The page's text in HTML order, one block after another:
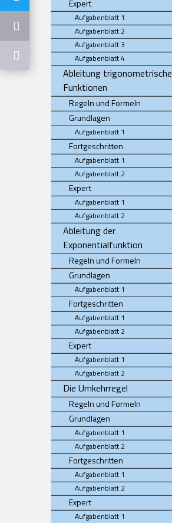
Expert
Aufgabenblatt 1
Aufgabenblatt 2
Aufgabenblatt 3
Aufgabenblatt 4
Ableitung trigonometrische
Funktionen
Regeln und Formeln
Grundlagen
Aufgabenblatt 1
Fortgeschritten
Aufgabenblatt 1
Aufgabenblatt 2
Expert
Aufgabenblatt 1
Aufgabenblatt 2
Ableitung der
Exponentialfunktion
Regeln und Formeln
Grundlagen
Aufgabenblatt 1
Fortgeschritten
Aufgabenblatt 1
Aufgabenblatt 2
Expert
Aufgabenblatt 1
Aufgabenblatt 2
Die Umkehrregel
Regeln und Formeln
Grundlagen
Aufgabenblatt 1
Aufgabenblatt 2
Fortgeschritten
Aufgabenblatt 1
Aufgabenblatt 2
Expert
Aufgabenblatt 1